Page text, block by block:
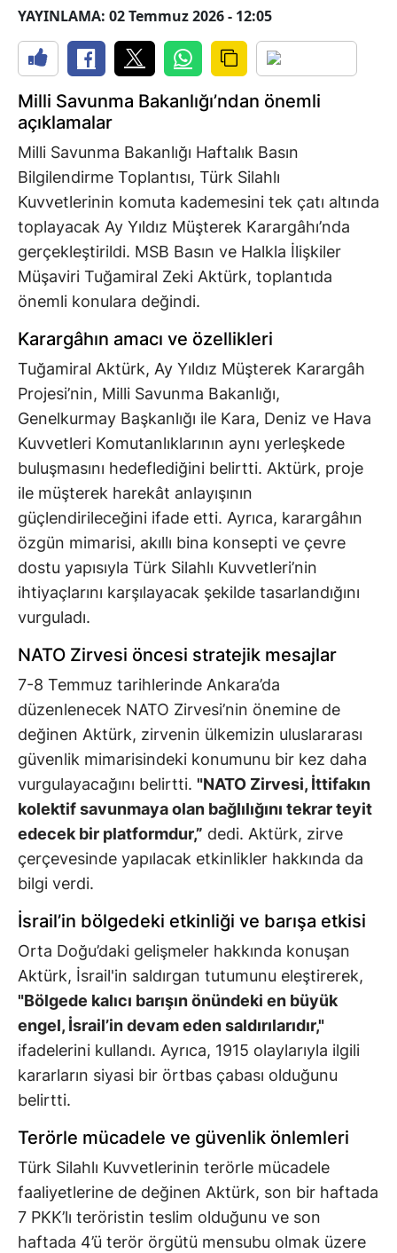
YAYINLAMA: 02 Temmuz 2026 - 12:05
Milli Savunma Bakanlığı’ndan önemli
açıklamalar
Milli Savunma Bakanlığı Haftalık Basın
Bilgilendirme Toplantısı, Türk Silahlı
Kuvvetlerinin komuta kademesini tek çatı altında
toplayacak Ay Yıldız Müşterek Karargâhı’nda
gerçekleştirildi. MSB Basın ve Halkla İlişkiler
Müşaviri Tuğamiral Zeki Aktürk, toplantıda
önemli konulara değindi.
Karargâhın amacı ve özellikleri
Tuğamiral Aktürk, Ay Yıldız Müşterek Karargâh
Projesi’nin, Milli Savunma Bakanlığı,
Genelkurmay Başkanlığı ile Kara, Deniz ve Hava
Kuvvetleri Komutanlıklarının aynı yerleşkede
buluşmasını hedeflediğini belirtti. Aktürk, proje
ile müşterek harekât anlayışının
güçlendirileceğini ifade etti. Ayrıca, karargâhın
özgün mimarisi, akıllı bina konsepti ve çevre
dostu yapısıyla Türk Silahlı Kuvvetleri’nin
ihtiyaçlarını karşılayacak şekilde tasarlandığını
vurguladı.
NATO Zirvesi öncesi stratejik mesajlar
7-8 Temmuz tarihlerinde Ankara’da
düzenlenecek NATO Zirvesi’nin önemine de
değinen Aktürk, zirvenin ülkemizin uluslararası
güvenlik mimarisindeki konumunu bir kez daha
vurgulayacağını belirtti. "NATO Zirvesi, İttifakın
kolektif savunmaya olan bağlılığını tekrar teyit
edecek bir platformdur,” dedi. Aktürk, zirve
çerçevesinde yapılacak etkinlikler hakkında da
bilgi verdi.
İsrail’in bölgedeki etkinliği ve barışa etkisi
Orta Doğu’daki gelişmeler hakkında konuşan
Aktürk, İsrail'in saldırgan tutumunu eleştirerek,
"Bölgede kalıcı barışın önündeki en büyük
engel, İsrail’in devam eden saldırılarıdır,"
ifadelerini kullandı. Ayrıca, 1915 olaylarıyla ilgili
kararların siyasi bir örtbas çabası olduğunu
belirtti.
Terörle mücadele ve güvenlik önlemleri
Türk Silahlı Kuvvetlerinin terörle mücadele
faaliyetlerine de değinen Aktürk, son bir haftada
7 PKK’lı teröristin teslim olduğunu ve son
haftada 4’ü terör örgütü mensubu olmak üzere